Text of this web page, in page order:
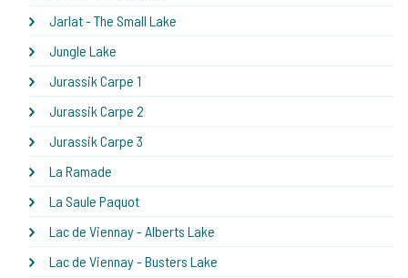
Jarlat - The Small Lake
Jungle Lake
Jurassik Carpe 1
Jurassik Carpe 2
Jurassik Carpe 3
La Ramade
La Saule Paquot
Lac de Viennay - Alberts Lake
Lac de Viennay - Busters Lake